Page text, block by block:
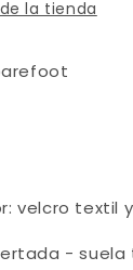
la tienda
velcro textil
- suela